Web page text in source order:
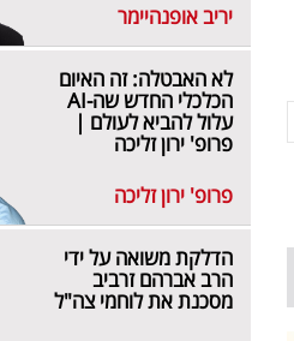
יריב אופנהיימר
לא האבטלה: זה האיום
הכלכלי החדש שה-AI
עלול להביא לעולם |
פרופ' ירון זליכה
פרופ' ירון זליכה
הדלקת משואה על ידי
הרב אברהם זרביב
מסכנת את לוחמי צה"ל